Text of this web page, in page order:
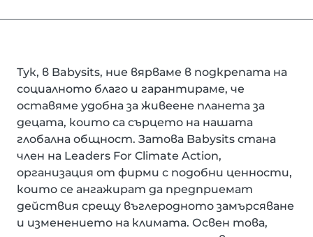
Тук, в Babysits, ние вярваме в подкрепата на
социалното благо и гарантираме, че
оставяме удобна за живеене планета за
децата, които са сърцето на нашата
глобална общност. Затова Babysits стана
член на Leaders For Climate Action,
организация от фирми с подобни ценности,
които се ангажират да предприемат
действия срещу въглеродното замърсяване
и изменението на климата. Освен това,